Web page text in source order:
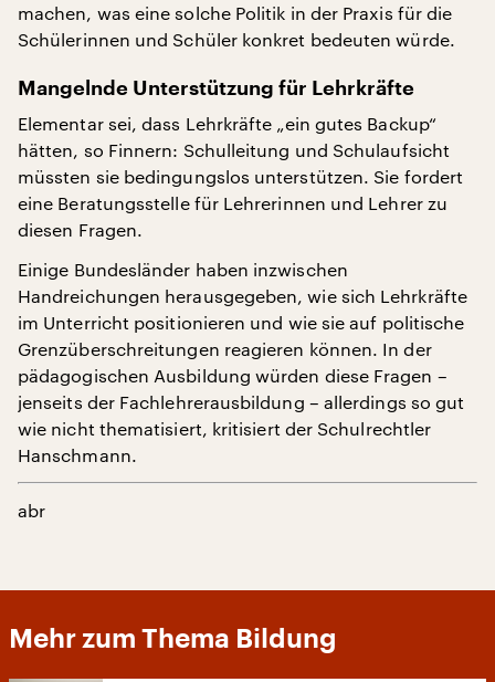
machen, was eine solche Politik in der Praxis für die
Schülerinnen und Schüler konkret bedeuten würde.
Mangelnde Unterstützung für Lehrkräfte
Elementar sei, dass Lehrkräfte „ein gutes Backup“
hätten, so Finnern: Schulleitung und Schulaufsicht
müssten sie bedingungslos unterstützen. Sie fordert
eine Beratungsstelle für Lehrerinnen und Lehrer zu
diesen Fragen.
Einige Bundesländer haben inzwischen
Handreichungen herausgegeben, wie sich Lehrkräfte
im Unterricht positionieren und wie sie auf politische
Grenzüberschreitungen reagieren können. In der
pädagogischen Ausbildung würden diese Fragen –
jenseits der Fachlehrerausbildung – allerdings so gut
wie nicht thematisiert, kritisiert der Schulrechtler
Hanschmann.
abr
Mehr zum Thema Bildung